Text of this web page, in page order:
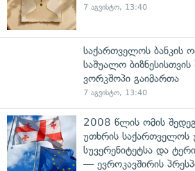
7 აგვისტო, 13:40
საქართველოს ბანკის
საშუალო
ვორკშოპი გაიმართა
7 აგვისტო, 13:40
2008 წლის ომის
უთხრის საქართველოს
სუვერენიტეტსა და
— ევროკავშირის